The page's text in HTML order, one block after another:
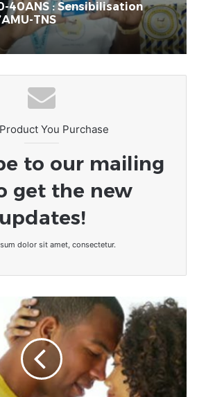
: la santé pour tous au
40ANS : Sensibilisation
TNS
You Purchase
to our mailing
get the new
updates!
dolor sit amet, consectetur.